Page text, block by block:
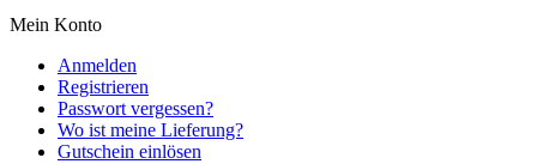
Mein Konto
Anmelden
Registrieren
Passwort vergessen?
Wo ist meine Lieferung?
Gutschein einlösen